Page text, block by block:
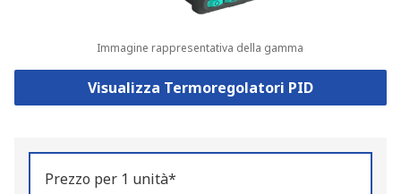
Immagine rappresentativa della gamma
Visualizza Termoregolatori PID
Prezzo per 1 unità*